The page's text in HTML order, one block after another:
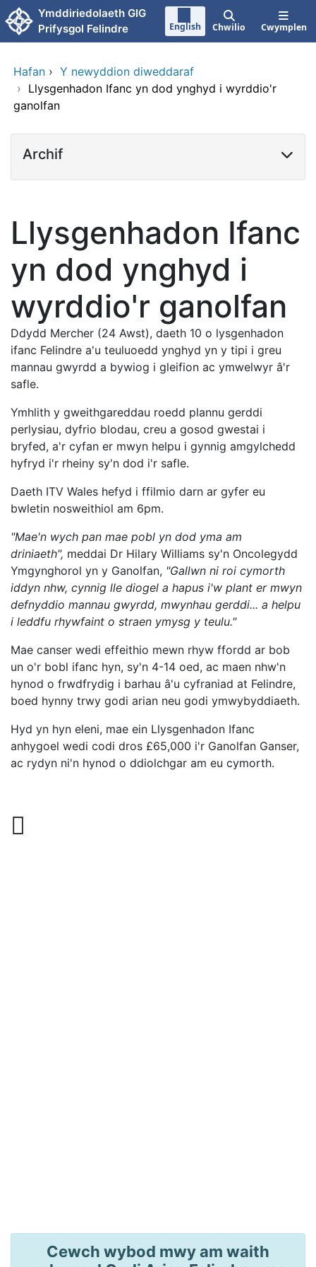
Neidio i'r prif gynnwy
Ymddiriedolaeth GIG
Prifysgol Felindre
English Chwilio Cwymplen
Hafan › Y newyddion diweddaraf
› Llysgenhadon Ifanc yn dod ynghyd i wyrddio'r
ganolfan
Archif
Llysgenhadon Ifanc
yn dod ynghyd i
wyrddio'r ganolfan
Ddydd Mercher (24 Awst), daeth 10 o lysgenhadon
ifanc Felindre a'u teuluoedd ynghyd yn y tipi i greu
mannau gwyrdd a bywiog i gleifion ac ymwelwyr â'r
safle.
Ymhlith y gweithgareddau roedd plannu gerddi
perlysiau, dyfrio blodau, creu a gosod gwestai i
bryfed, a'r cyfan er mwyn helpu i gynnig amgylchedd
hyfryd i'r rheiny sy'n dod i'r safle.
Daeth ITV Wales hefyd i ffilmio darn ar gyfer eu
bwletin nosweithiol am 6pm.
"Mae'n wych pan mae pobl yn dod yma am
driniaeth", meddai Dr Hilary Williams sy'n Oncolegydd
Ymgynghorol yn y Ganolfan, "Gallwn ni roi cymorth
iddyn nhw, cynnig lle diogel a hapus i'w plant er mwyn
defnyddio mannau gwyrdd, mwynhau gerddi... a helpu
i leddfu rhywfaint o straen ymysg y teulu."
Mae canser wedi effeithio mewn rhyw ffordd ar bob
un o'r bobl ifanc hyn, sy'n 4-14 oed, ac maen nhw'n
hynod o frwdfrydig i barhau â'u cyfraniad at Felindre,
boed hynny trwy godi arian neu godi ymwybyddiaeth.
Hyd yn hyn eleni, mae ein Llysgenhadon Ifanc
anhygoel wedi codi dros £65,000 i'r Ganolfan Ganser,
ac rydyn ni'n hynod o ddiolchgar am eu cymorth.
Cewch wybod mwy am waith